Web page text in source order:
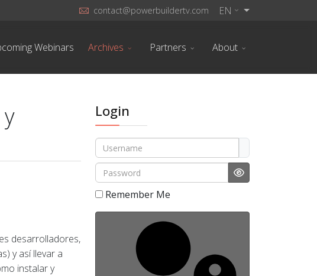
EN
contact@powerbuildertv.com
Webinars Archives Partners About
desarrolladores,
y así llevar a
instalar y
Login
Username
Password
Show Password
Remember Me